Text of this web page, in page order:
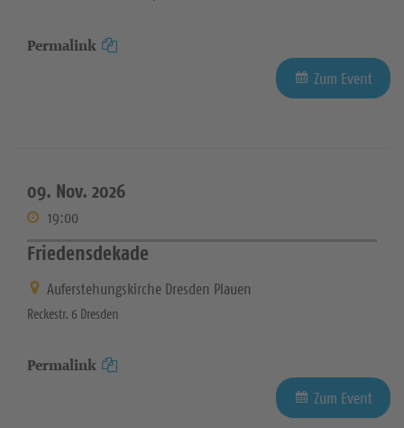
Permalink
Zum Event
09. Nov. 2026
19:00
Friedensdekade
Auferstehungskirche Dresden Plauen
Reckestr. 6 Dresden
Permalink
Zum Event